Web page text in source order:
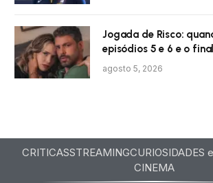
Jogada de Risco:
episódios 5 e 6 e o
agosto 5, 2026
CRITICASSTREAMINGCURIOSIDADES
CINEMA